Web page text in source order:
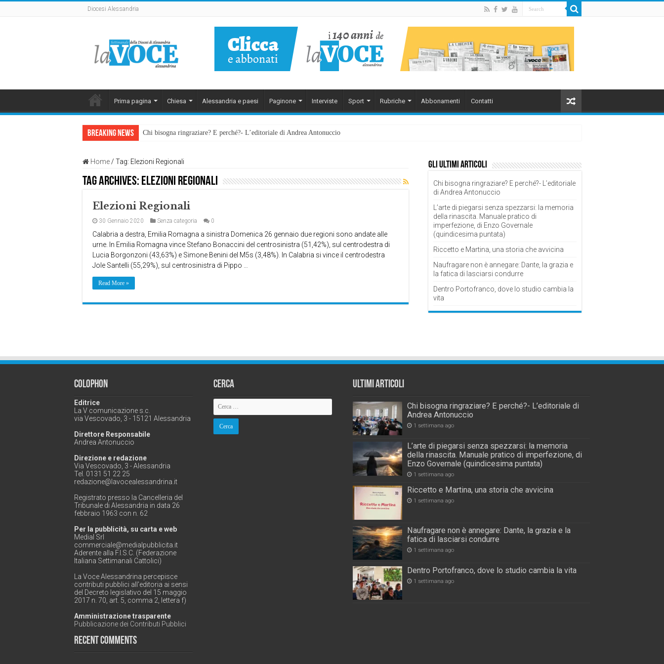
Diocesi Alessandria
Prima pagina Chiesa Alessandria e paesi Paginone Interviste Sport Rubriche Abbonamenti Contatti
Breaking News Chi bisogna ringraziare? E perché?- L’editoriale di Andrea Antonuccio
Home / Tag: Elezioni Regionali
Tag Archives: Elezioni Regionali
Elezioni Regionali
30 Gennaio 2020 Senza categoria 0
Calabria a destra, Emilia Romagna a sinistra Domenica 26 gennaio due regioni sono andate alle
urne. In Emilia Romagna vince Stefano Bonaccini del centrosinistra (51,42%), sul centrodestra di
Lucia Borgonzoni (43,63%) e Simone Benini del M5s (3,48%). In Calabria si vince il centrodestra
Jole Santelli (55,29%), sul centrosinistra di Pippo …
Read More »
Gli ultimi articoli
Chi bisogna ringraziare? E perché?- L’editoriale
di Andrea Antonuccio
L’arte di piegarsi senza spezzarsi: la memoria
della rinascita. Manuale pratico di
imperfezione, di Enzo Governale
(quindicesima puntata)
Riccetto e Martina, una storia che avvicina
Naufragare non è annegare: Dante, la grazia e
la fatica di lasciarsi condurre
Dentro Portofranco, dove lo studio cambia la
vita
Colophon
Editrice
La V comunicazione s.c.
via Vescovado, 3 - 15121 Alessandria
Direttore Responsabile
Andrea Antonuccio
Direzione e redazione
Via Vescovado, 3 - Alessandria
Tel. 0131 51 22 25
redazione@lavocealessandrina.it
Registrato presso la Cancelleria del
Tribunale di Alessandria in data 26
febbraio 1963 con n. 62
Per la pubblicità, su carta e web
Medial Srl
commerciale@medialpubblicita.it
Aderente alla F.I.S.C. (Federazione
Italiana Settimanali Cattolici)
La Voce Alessandrina percepisce
contributi pubblici all'editoria ai sensi
del Decreto legislativo del 15 maggio
2017 n. 70, art. 5, comma 2, lettera f)
Amministrazione trasparente
Pubblicazione dei Contributi Pubblici
Recent Comments
Cerca Ultimi Articoli
Chi bisogna ringraziare? E perché?- L’editoriale di
Andrea Antonuccio
1 settimana ago
L’arte di piegarsi senza spezzarsi: la memoria
della rinascita. Manuale pratico di imperfezione, di
Enzo Governale (quindicesima puntata)
1 settimana ago
Riccetto e Martina, una storia che avvicina
1 settimana ago
Naufragare non è annegare: Dante, la grazia e la
fatica di lasciarsi condurre
1 settimana ago
Dentro Portofranco, dove lo studio cambia la vita
1 settimana ago